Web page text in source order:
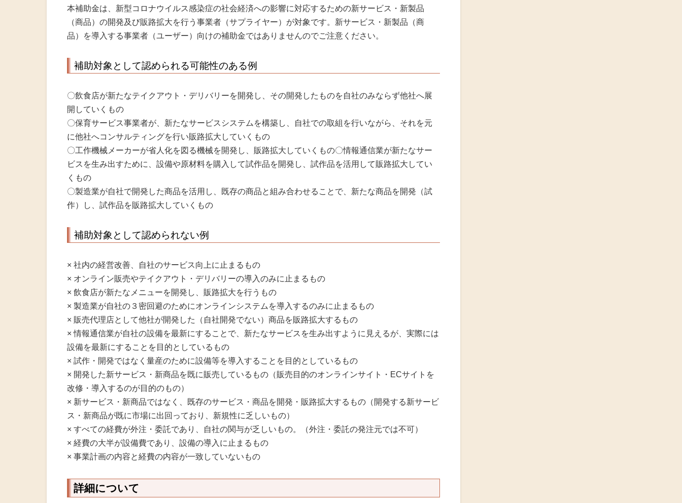
本補助金は、新型コロナウイルス感染症の社会経済への影響に対応するための新サービス・新製品
（商品）の開発及び販路拡大を行う事業者（サプライヤー）が対象です。新サービス・新製品（商
品）を導入する事業者（ユーザー）向けの補助金ではありませんのでご注意ください。
補助対象として認められる可能性のある例
〇飲食店が新たなテイクアウト・デリバリーを開発し、その開発したものを自社のみならず他社へ展
開していくもの
〇保育サービス事業者が、新たなサービスシステムを構築し、自社での取組を行いながら、それを元
に他社へコンサルティングを行い販路拡大していくもの
〇工作機械メーカーが省人化を図る機械を開発し、販路拡大していくもの〇情報通信業が新たなサー
ビスを生み出すために、設備や原材料を購入して試作品を開発し、試作品を活用して販路拡大してい
くもの
〇製造業が自社で開発した商品を活用し、既存の商品と組み合わせることで、新たな商品を開発（試
作）し、試作品を販路拡大していくもの
補助対象として認められない例
× 社内の経営改善、自社のサービス向上に止まるもの
× オンライン販売やテイクアウト・デリバリーの導入のみに止まるもの
× 飲食店が新たなメニューを開発し、販路拡大を行うもの
× 製造業が自社の３密回避のためにオンラインシステムを導入するのみに止まるもの
× 販売代理店として他社が開発した（自社開発でない）商品を販路拡大するもの
× 情報通信業が自社の設備を最新にすることで、新たなサービスを生み出すように見えるが、実際には
設備を最新にすることを目的としているもの
× 試作・開発ではなく量産のために設備等を導入することを目的としているもの
× 開発した新サービス・新商品を既に販売しているもの（販売目的のオンラインサイト・ECサイトを
改修・導入するのが目的のもの）
× 新サービス・新商品ではなく、既存のサービス・商品を開発・販路拡大するもの（開発する新サービ
ス・新商品が既に市場に出回っており、新規性に乏しいもの）
× すべての経費が外注・委託であり、自社の関与が乏しいもの。（外注・委託の発注元では不可）
× 経費の大半が設備費であり、設備の導入に止まるもの
× 事業計画の内容と経費の内容が一致していないもの
詳細について